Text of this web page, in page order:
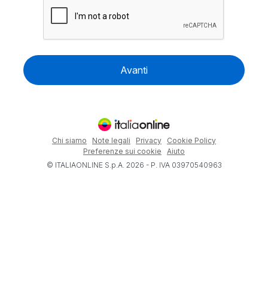
Avanti
Chi siamo Note legali Privacy
Cookie Policy
Preferenze sui cookie
Aiuto
© ITALIAONLINE S.p.A. 2026 - P. IVA 03970540963